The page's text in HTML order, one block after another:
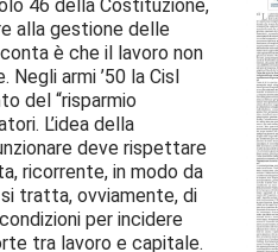
46 della Costituzione,
alla gestione delle
è che il lavoro non
armi ’50 la Cisl
del “risparmio
L’idea della
deve rispettare
ricorrente, in modo da
tratta, ovviamente, di
per incidere
tra lavoro e capitale.